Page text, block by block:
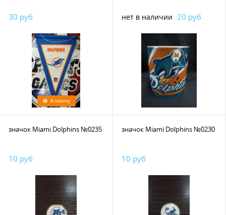
30 руб
В корзину
нет в наличии 20 руб
значок Miami Dolphins №0235
10 руб
значок Miami Dolphins №0230
10 руб